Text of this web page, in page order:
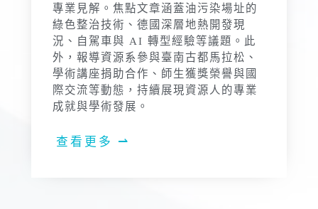
專業見解。焦點文章涵蓋油污染場址的
綠色整治技術、德國深層地熱開發現
況、自駕車與 AI 轉型經驗等議題。此
外，報導資源系參與臺南古都馬拉松、
學術講座捐助合作、師生獲獎榮譽與國
際交流等動態，持續展現資源人的專業
成就與學術發展。
查看更多 ⇀